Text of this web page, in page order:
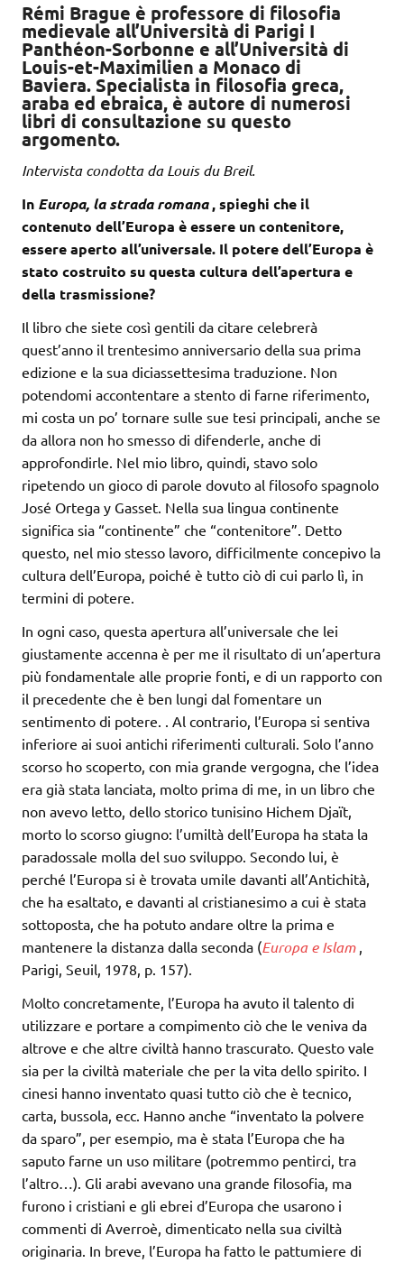
Rémi Brague è professore di filosofia
medievale all’Università di Parigi I
Panthéon-Sorbonne e all’Università di
Louis-et-Maximilien a Monaco di
Baviera. Specialista in filosofia greca,
araba ed ebraica, è autore di numerosi
libri di consultazione su questo
argomento.
Intervista condotta da Louis du Breil.
In Europa, la strada romana, spieghi che il
contenuto dell’Europa è essere un contenitore,
essere aperto all’universale. Il potere dell’Europa è
stato costruito su questa cultura dell’apertura e
della trasmissione?
Il libro che siete così gentili da citare celebrerà
quest’anno il trentesimo anniversario della sua prima
edizione e la sua diciassettesima traduzione. Non
potendomi accontentare a stento di farne riferimento,
mi costa un po’ tornare sulle sue tesi principali, anche se
da allora non ho smesso di difenderle, anche di
approfondirle. Nel mio libro, quindi, stavo solo
ripetendo un gioco di parole dovuto al filosofo spagnolo
José Ortega y Gasset. Nella sua lingua continente
significa sia “continente” che “contenitore”. Detto
questo, nel mio stesso lavoro, difficilmente concepivo la
cultura dell’Europa, poiché è tutto ciò di cui parlo lì, in
termini di potere.
In ogni caso, questa apertura all’universale che lei
giustamente accenna è per me il risultato di un’apertura
più fondamentale alle proprie fonti, e di un rapporto con
il precedente che è ben lungi dal fomentare un
sentimento di potere. . Al contrario, l’Europa si sentiva
inferiore ai suoi antichi riferimenti culturali. Solo l’anno
scorso ho scoperto, con mia grande vergogna, che l’idea
era già stata lanciata, molto prima di me, in un libro che
non avevo letto, dello storico tunisino Hichem Djaït,
morto lo scorso giugno: l’umiltà dell’Europa ha stata la
paradossale molla del suo sviluppo. Secondo lui, è
perché l’Europa si è trovata umile davanti all’Antichità,
che ha esaltato, e davanti al cristianesimo a cui è stata
sottoposta, che ha potuto andare oltre la prima e
mantenere la distanza dalla seconda (Europa e Islam,
Parigi, Seuil, 1978, p. 157).
Molto concretamente, l’Europa ha avuto il talento di
utilizzare e portare a compimento ciò che le veniva da
altrove e che altre civiltà hanno trascurato. Questo vale
sia per la civiltà materiale che per la vita dello spirito. I
cinesi hanno inventato quasi tutto ciò che è tecnico,
carta, bussola, ecc. Hanno anche “inventato la polvere
da sparo”, per esempio, ma è stata l’Europa che ha
saputo farne un uso militare (potremmo pentirci, tra
l’altro…). Gli arabi avevano una grande filosofia, ma
furono i cristiani e gli ebrei d’Europa che usarono i
commenti di Averroè, dimenticato nella sua civiltà
originaria. In breve, l’Europa ha fatto le pattumiere di